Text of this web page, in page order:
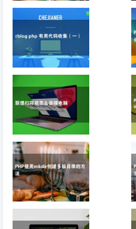
如何在PHP中实现
支付功能？
zblog php 有用代码
联想打印机怎么连接
电脑
PHP使用mkdir创建